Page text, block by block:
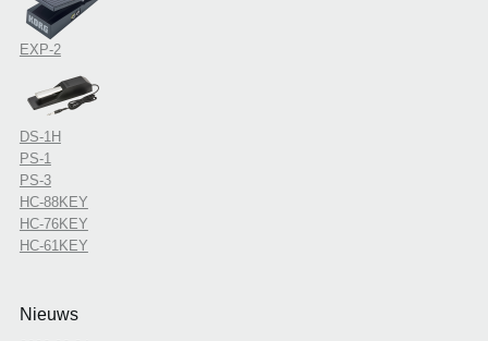
EXP-2
DS-1H
PS-1
PS-3
HC-88KEY
HC-76KEY
HC-61KEY
Nieuws